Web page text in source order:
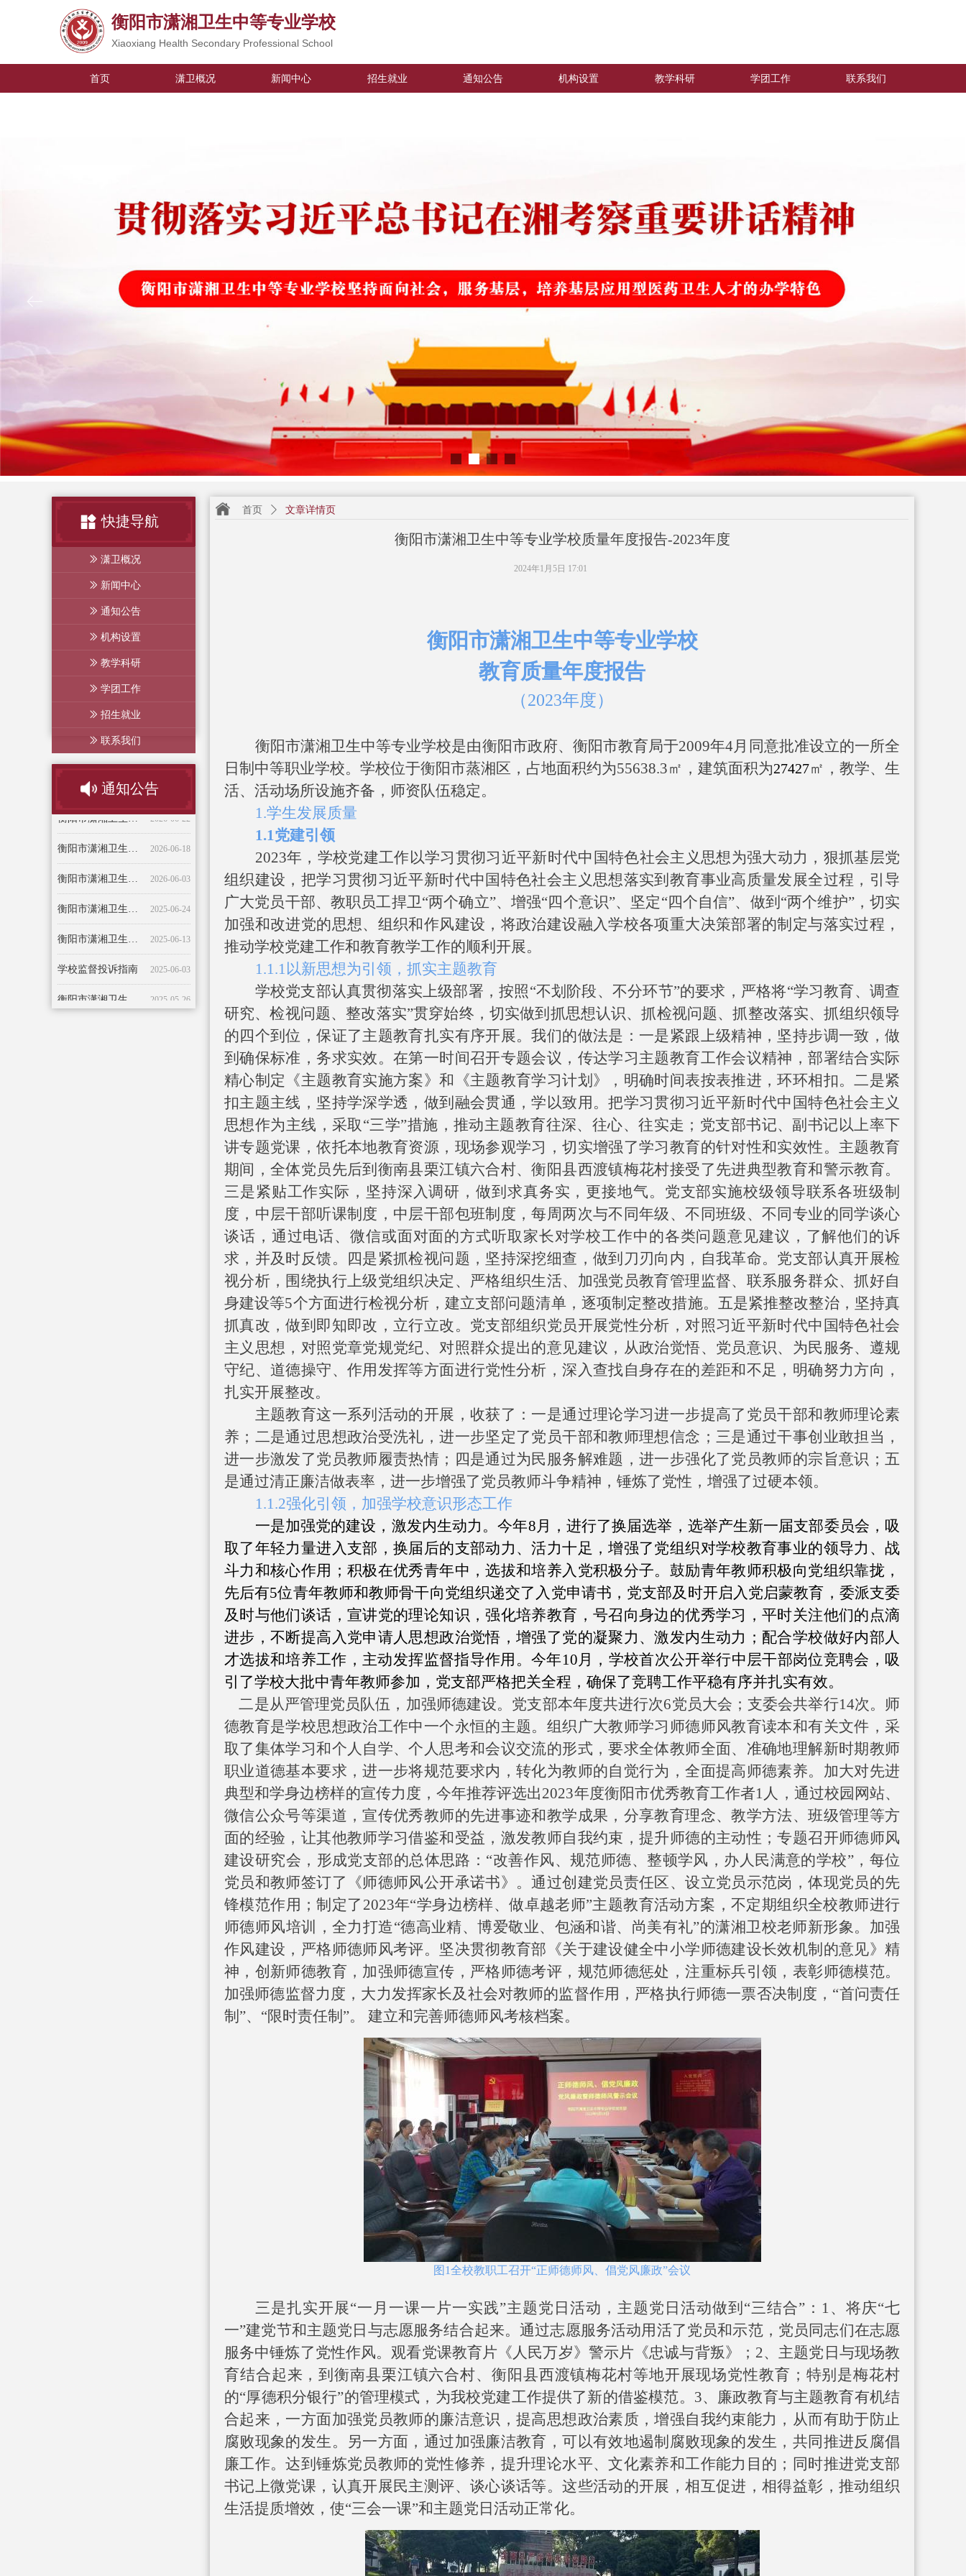
衡阳市潇湘卫生中等专业学校
Xiaoxiang Health Secondary Professional School
首页 潇卫概况 新闻中心 招生就业 通知公告 机构设置 教学科研 学团工作 联系我们
衡阳市潇湘卫生中等专业学校质量年度报告-2023年度
衡阳市潇湘卫生中等专业学校
教育质量年度报告
（2023年度）
衡阳市潇湘卫生中等专业学校是由衡阳市政府、衡阳市教育局于2009年4月同意批准设立的一所全
日制中等职业学校。学校位于衡阳市蒸湘区，占地面积约为55638.3㎡，建筑面积为27427㎡，教学、生
活、活动场所设施齐备，师资队伍稳定。
1.学生发展质量
1.1党建引领
2023年，学校党建工作以学习贯彻习近平新时代中国特色社会主义思想为强大动力， 狠抓基层党
组织建设， 把学习贯彻习近平新时代中国特色社会主义思想落实到教育事业高质量发展全过程，引导
广大党员干部、教职员工捍卫“两个确立”、增强“四个意识”、坚定“四个自信”、做到 “两个维护”， 切实
加强和改进党的思想、组织和作风建设， 将政治建设融入学校各项重大决策部署的制定与落实过程 ，
推动学校党建工作和教育教学工作的顺利开展。
1.1.1 以新思想为引领，抓实主题教育
学校党支部认真贯彻落实上级部署，按照“不划阶段、不分环节”的要求，严格将“学习教育、调查
研究、检视问题、整改落实”贯穿始终，切实做到抓思想认识、抓检视问题、抓整改落实、抓组织领导
的四个到位，保证了主题教育扎实有序开展。我们的做法是：一是紧跟上级精神，坚持步调一致，做
到确保标准，务求实效。在第一时间召开专题会议，传达学习主题教育工作会议精神，部署结合实际
精心制定《主题教育实施方案》和《主题教育学习计划》，明确时间表按表推进，环环相扣。二是紧
扣主题主线，坚持学深学透，做到融会贯通，学以致用。把学习贯彻习近平新时代中国特色社会主义
思想作为主线，采取 “三学”措施，推动主题教育往深、往心、往实走；党支部书记、副书记以上率下
讲专题党课，依托本地教育资源，现场参观学习，切实增强了学习教育的针对性和实效性。主题教育
期间，全体党员先后到衡南县栗江镇六合村、衡阳县西渡镇梅花村接受了先进典型教育和警示教育。
三是紧贴工作实际，坚持深入调研，做到求真务实，更接地气。党支部实施校级领导联系各班级制
度，中层干部听课制度，中层干部包班制度，每周两次与不同年级、不同班级、不同专业的同学谈心
谈话，通过电话、微信或面对面的方式听取家长对学校工作中的各类问题意见建议，了解他们的诉
求，并及时反馈。四是紧抓检视问题，坚持深挖细查，做到刀刃向内，自我革命。党支部认真开展检
视分析，围绕执行上级党组织决定、严格组织生活、加强党员教育管理监督、联系服务群众、抓好自
身建设等5个方面进行检视分析，建立支部问题清单，逐项制定整改措施。五是紧推整改整治，坚持真
抓真改，做到即知即改，立行立改。党支部组织党员开展党性分析，对照习近平新时代中国特色社会
主义思想，对照党章党规党纪、对照群众提出的意见建议，从政治觉悟、党员意识、为民服务、遵规
守纪、道德操守、作用发挥等方面进行党性分析，深入查找自身存在的差距和不足，明确努力方向，
扎实开展整改。
主题教育这一系列活动的开展，收获了：一是通过理论学习进一步提高了党员干部和教师理论素
养；二是通过思想政治受洗礼，进一步坚定了党员干部和教师理想信念；三是通过干事创业敢担当，
进一步激发了党员教师履责热情；四是通过为民服务解难题，进一步强化了党员教师的宗旨意识；五
是通过清正廉洁做表率，进一步增强了党员教师斗争精神，锤炼了党性，增强了过硬本领。
1.1.2强化引领，加强学校意识形态工作
一是加强党的建设，激发内生动力。今年8月，进行了换届选举，选举产生新一届支部委员会，吸
取了年轻力量进入支部，换届后的支部动力、活力十足，增强了党组织对学校教育事业的领导力、战
斗力和核心作用；积极在优秀青年中，选拔和培养入党积极分子。鼓励青年教师积极向党组织靠拢，
先后有5位青年教师和教师骨干向党组织递交了入党申请书，党支部及时开启入党启蒙教育，委派支委
及时与他们谈话，宣讲党的理论知识，强化培养教育，号召向身边的优秀学习，平时关注他们的点滴
进步，不断提高入党申请人思想政治觉悟，增强了党的凝聚力、激发内生动力；配合学校做好内部人
才选拔和培养工作，主动发挥监督指导作用。今年10月，学校首次公开举行中层干部岗位竞聘会，吸
引了学校大批中青年教师参加，党支部严格把关全程，确保了竞聘工作平稳有序并扎实有效。
二是从严管理党员队伍，加强师德建设。党支部本年度共进行次6党员大会；支委会共举行14次。师
德教育是学校思想政治工作中一个永恒的主题。组织广大教师学习师德师风教育读本和有关文件，采
取了集体学习和个人自学、个人思考和会议交流的形式，要求全体教师全面、准确地理解新时期教师
职业道德基本要求，进一步将规范要求内，转化为教师的自觉行为，全面提高师德素养。加大对先进
典型和学身边榜样的宣传力度，今年推荐评选出2023年度衡阳市优秀教育工作者1人，通过校园网站、
微信公众号等渠道，宣传优秀教师的先进事迹和教学成果，分享教育理念、教学方法、班级管理等方
面的经验，让其他教师学习借鉴和受益，激发教师自我约束，提升师德的主动性；专题召开师德师风
建设研究会，形成党支部的总体思路：“改善作风、规范师德、整顿学风，办人民满意的学校”，每位
党员和教师签订了《师德师风公开承诺书》。通过创建党员责任区、设立党员示范岗，体现党员的先
锋模范作用；制定了2023年“学身边榜样、做卓越老师”主题教育活动方案，不定期组织全校教师进行
师德师风培训，全力打造“德高业精、博爱敬业、包涵和谐、尚美有礼”的潇湘卫校老师新形象。加强
作风建设，严格师德师风考评。坚决贯彻教育部《关于建设健全中小学师德建设长效机制的意见》精
神，创新师德教育，加强师德宣传，严格师德考评，规范师德惩处，注重标兵引领，表彰师德模范。
加强师德监督力度，大力发挥家长及社会对教师的监督作用，严格执行师德一票否决制度，“首问责任
制”、“限时责任制”。 建立和完善师德师风考核档案。
图 1全校教职工召开“正师德师风、倡党风廉政”会议
三是扎实开展“一月一课一片一实践”主题党日活动，主题党日活动做到“三结合”：1、将庆“七
一”建党节和主题党日与志愿服务结合起来。通过志愿服务活动用活了党员和示范，党员同志们在志愿
服务中锤炼了党性作风。观看党课教育片《人民万岁》警示片《忠诚与背叛》；2、主题党日与现场教
育结合起来，到衡南县栗江镇六合村、衡阳县西渡镇梅花村等地开展现场党性教育；特别是梅花村
的“厚德积分银行”的管理模式，为我校党建工作提供了新的借鉴模范。3、廉政教育与主题教育有机结
合起来，一方面加强党员教师的廉洁意识，提高思想政治素质，增强自我约束能力，从而有助于防止
腐败现象的发生。另一方面，通过加强廉洁教育，可以有效地遏制腐败现象的发生，共同推进反腐倡
廉工作。达到锤炼党员教师的党性修养，提升理论水平、文化素养和工作能力目的；同时推进党支部
书记上微党课，认真开展民主测评、谈心谈话等。这些活动的开展，相互促进，相得益彰，推动组织
生活提质增效，使“三会一课”和主题党日活动正常化。
2024年1月5日 17:01
首页 ꄲ 文章详情页
2026-07-10
2026-06-24
2026-06-22
2025-04-23
衡阳市潇湘卫生中等专业学校2025年五一劳动节放假通知及安全提醒
2024-01-05
2023-09-20
2023-04-18
2022-09-22
2022-04-26
2021-12-27
2021-11-12
2021-11-12
职称评审初审公示 2020-09-05
2020-07-06
通知公告
ꅀ 潇卫概况
ꅀ 新闻中心
ꅀ 通知公告
ꅀ 机构设置
ꅀ 教学科研
ꅀ 学团工作
ꅀ 招生就业
ꅀ 联系我们
快捷导航